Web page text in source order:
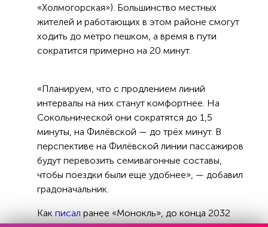
«Холмогорская»). Большинство местных
жителей и работающих в этом районе смогут
ходить до метро пешком, а время в пути
сократится примерно на 20 минут.
«Планируем, что с продлением линий
интервалы на них станут комфортнее. На
Сокольнической они сократятся до 1,5
минуты, на Филёвской — до трёх минут. В
перспективе на Филёвской линии пассажиров
будут перевозить семивагонные составы,
чтобы поездки были еще удобнее», — добавил
градоначальник.
Как писал ранее «Монокль», до конца 2032